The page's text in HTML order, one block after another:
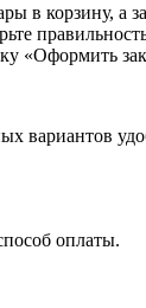
в корзину, а
«Оформить
вариантов
оплаты.